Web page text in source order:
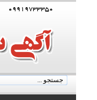
۰۹۹۱۹۷۳۳۳۵۰